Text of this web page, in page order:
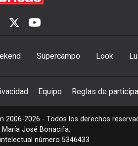
Supercampo Look
Equipo Reglas de
2006-2026 - Todos los derechos
María José Bonacifa.
número 5346433